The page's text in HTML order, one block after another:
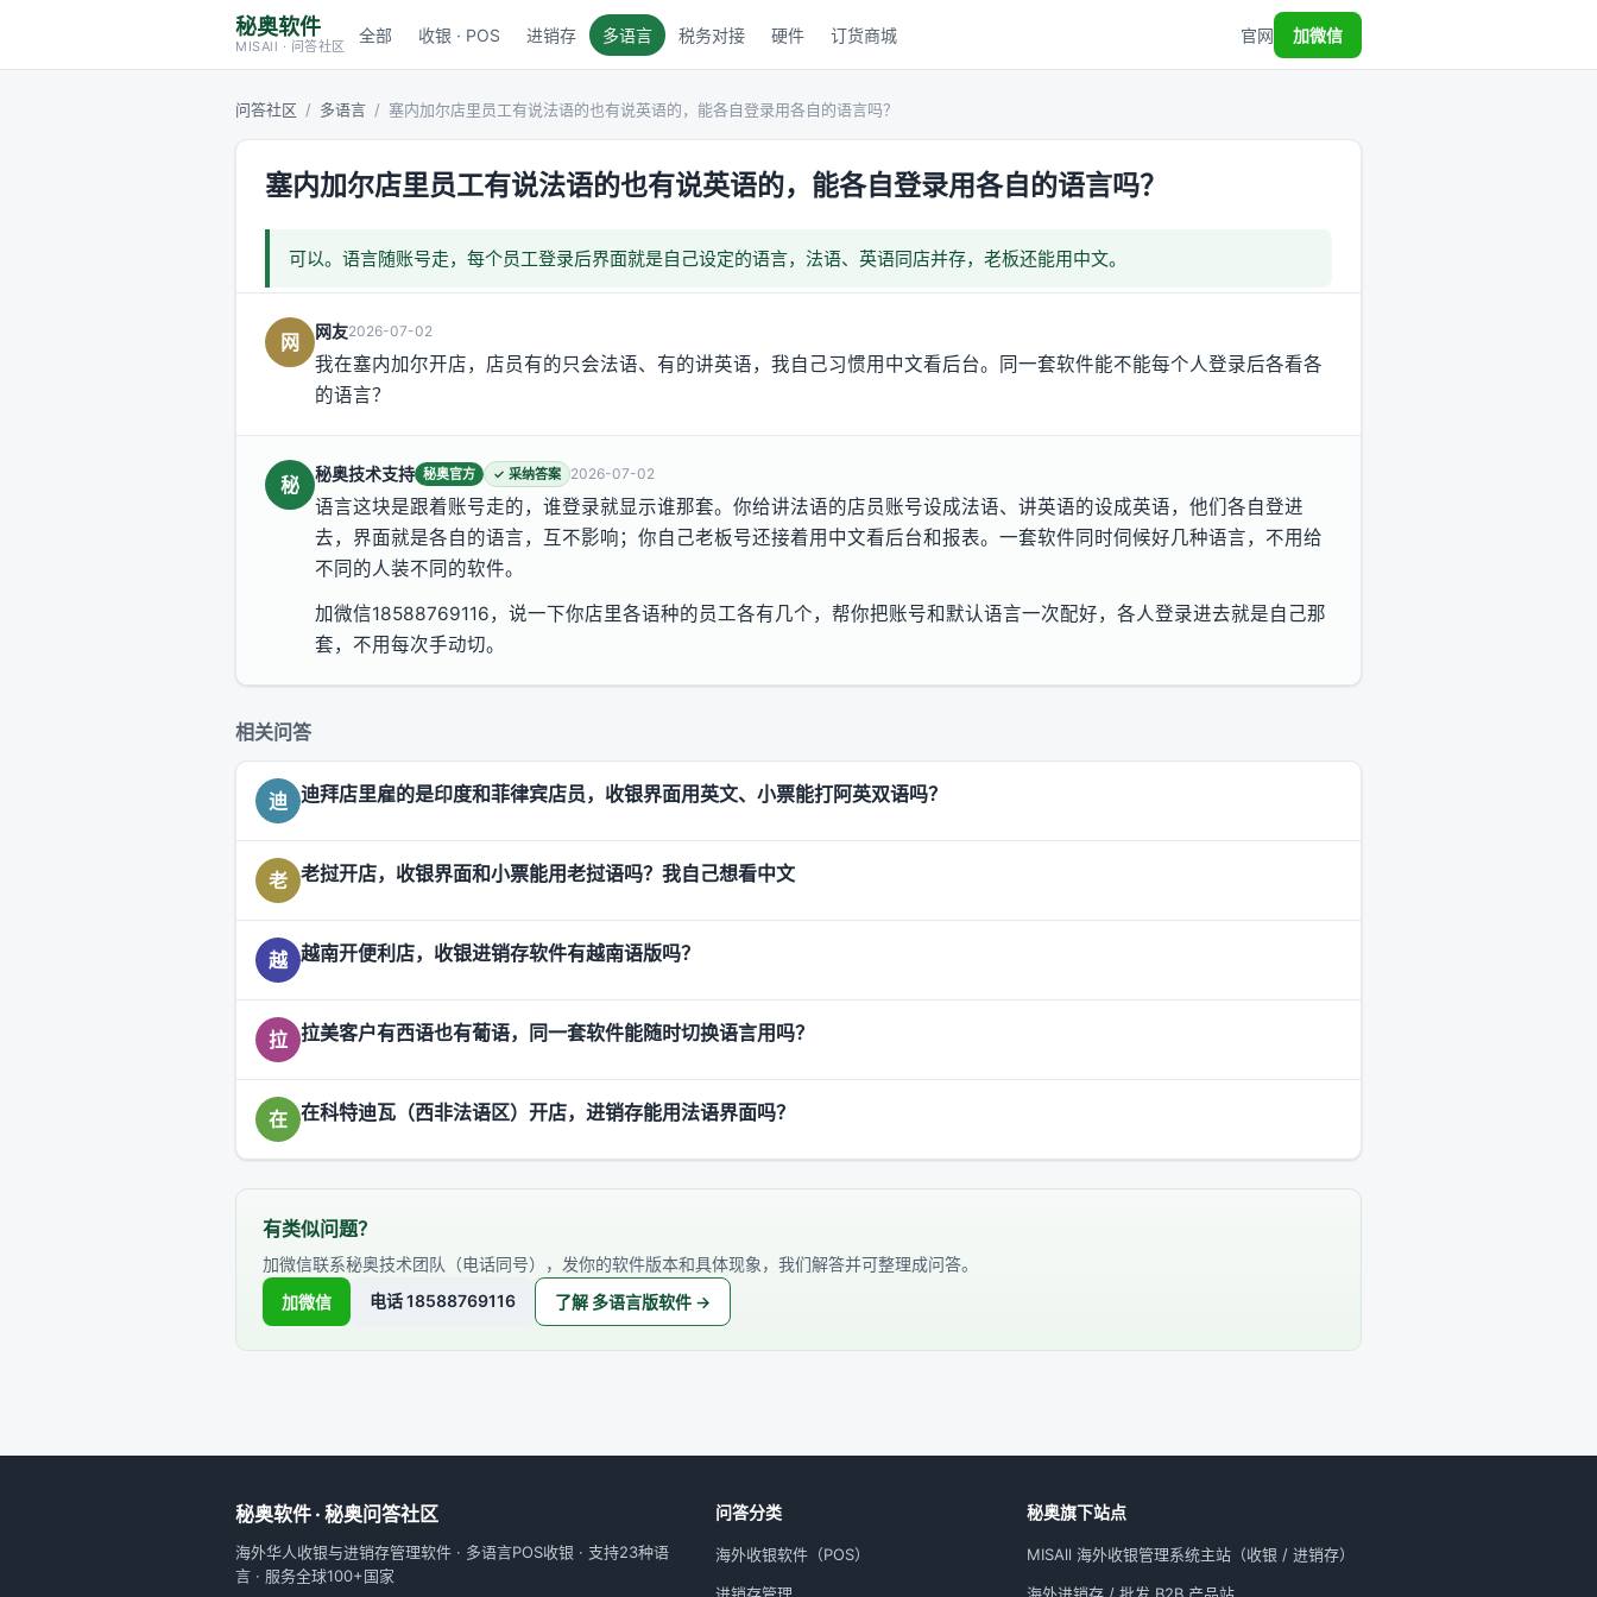
秘奥软件
MISAll · 问答社区
全部 收银 · POS 进销存 多语言 税务对接 硬件 订货商城 官网 加微信
问答社区 / 多语言 / 塞内加尔店里员工有说法语的也有说英语的，能各自登录用各自的语言吗？
塞内加尔店里员工有说法语的也有说英语的，能各自登录用各自的语言吗？
可以。语言随账号走，每个员工登录后界面就是自己设定的语言，法语、英语同店并存，老板还能用中文。
网 网友2026-07-02
我在塞内加尔开店，店员有的只会法语、有的讲英语，我自己习惯用中文看后台。同一套软件能不能每个人登录后各看各
的语言？
秘 秘奥技术支持 秘奥官方 ✓ 采纳答案 2026-07-02
语言这块是跟着账号走的，谁登录就显示谁那套。你给讲法语的店员账号设成法语、讲英语的设成英语，他们各自登进
去，界面就是各自的语言，互不影响；你自己老板号还接着用中文看后台和报表。一套软件同时伺候好几种语言，不用给
不同的人装不同的软件。
加微信18588769116，说一下你店里各语种的员工各有几个，帮你把账号和默认语言一次配好，各人登录进去就是自己那
套，不用每次手动切。
相关问答
迪 迪拜店里雇的是印度和菲律宾店员，收银界面用英文、小票能打阿英双语吗？
老 老挝开店，收银界面和小票能用老挝语吗？我自己想看中文
越 越南开便利店，收银进销存软件有越南语版吗？
拉 拉美客户有西语也有葡语，同一套软件能随时切换语言用吗？
在 在科特迪瓦（西非法语区）开店，进销存能用法语界面吗？
有类似问题？
加微信联系秘奥技术团队（电话同号），发你的软件版本和具体现象，我们解答并可整理成问答。
加微信
电话 18588769116 了解 多语言版软件 →
秘奥软件 · 秘奥问答社区
海外华人收银与进销存管理软件 · 多语言POS收银 · 支持23种语
言 · 服务全球100+国家
问答分类
海外收银软件（POS）
秘奥旗下站点
MISAll 海外收银管理系统主站（收银 / 进销存）